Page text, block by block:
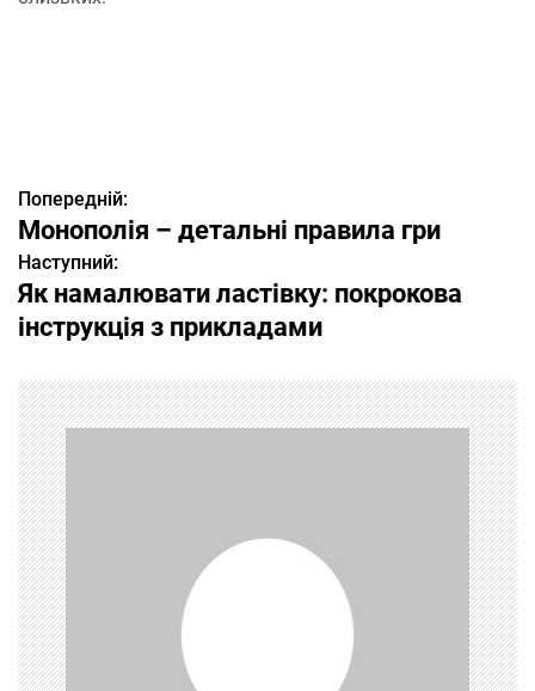
Н
а
в
г
а
ц
і
я
з
Попередній:
Монополія – детальні правила гри
Наступний:
Як намалювати ластівку: покрокова
інструкція з прикладами